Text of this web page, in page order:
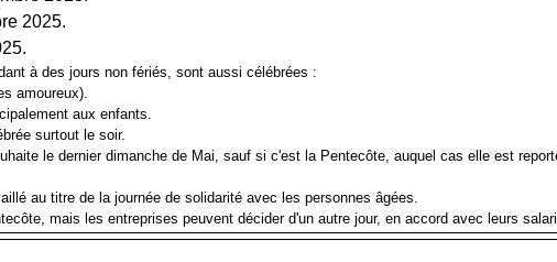
2025.
à des jours non fériés, sont aussi célébrées :
amoureux).
aux enfants.
surtout le soir.
le dernier dimanche de Mai, sauf si c'est la Pentecôte, auquel cas elle est
au titre de la journée de solidarité avec les personnes âgées.
mais les entreprises peuvent décider d'un autre jour, en accord avec leurs